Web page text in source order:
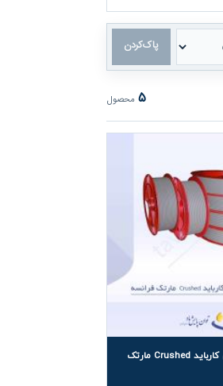
پاک‌کردن
۵محصول
سیم جوش تنگستن کارباید Crushed مارتک